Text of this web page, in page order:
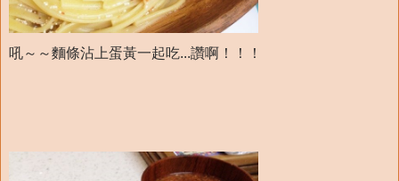
吼～～麵條沾上蛋黃一起吃...讚啊！！！